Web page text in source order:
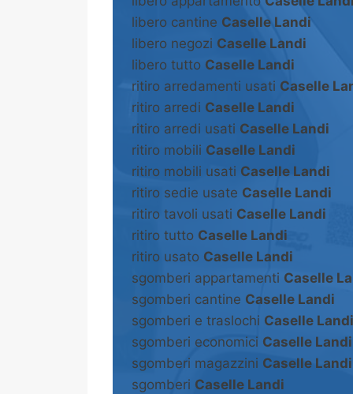
libero cantine Caselle Landi
libero negozi Caselle Landi
libero tutto Caselle Landi
ritiro arredamenti usati Caselle
ritiro arredi Caselle Landi
ritiro arredi usati Caselle Landi
ritiro mobili Caselle Landi
ritiro mobili usati Caselle Landi
ritiro sedie usate Caselle Landi
ritiro tavoli usati Caselle Landi
ritiro tutto Caselle Landi
ritiro usato Caselle Landi
sgomberi appartamenti Caselle
sgomberi cantine Caselle Landi
sgomberi e traslochi Caselle Landi
sgomberi economici Caselle Landi
sgomberi magazzini Caselle Landi
sgomberi Caselle Landi